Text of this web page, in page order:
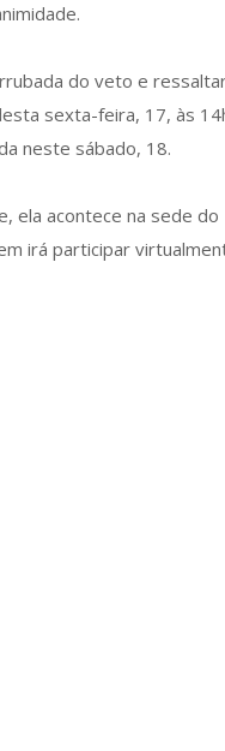
do veto e
sexta-feira, 17, às
neste sábado, 18.
ela acontece na sede do
irá participar